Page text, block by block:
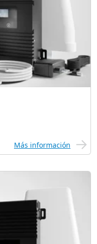
Más información